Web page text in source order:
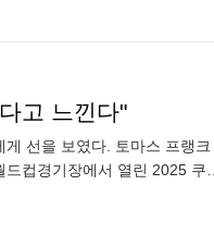
고 느낀다"
선을 보였다. 토마스 프랭크
컵경기장에서 열린 2025 쿠팡